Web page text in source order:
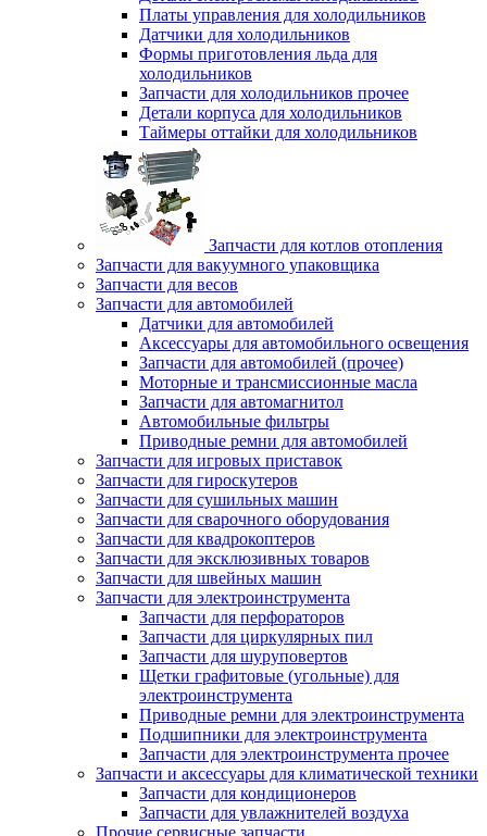
Платы управления для холодильников
Датчики для холодильников
Формы приготовления льда для
холодильников
Запчасти для холодильников прочее
Детали корпуса для холодильников
Таймеры оттайки для холодильников
Запчасти для котлов отопления
Запчасти для вакуумного упаковщика
Запчасти для весов
Запчасти для автомобилей
Датчики для автомобилей
Аксессуары для автомобильного освещения
Запчасти для автомобилей (прочее)
Моторные и трансмиссионные масла
Запчасти для автомагнитол
Автомобильные фильтры
Приводные ремни для автомобилей
Запчасти для игровых приставок
Запчасти для гироскутеров
Запчасти для сушильных машин
Запчасти для сварочного оборудования
Запчасти для квадрокоптеров
Запчасти для эксклюзивных товаров
Запчасти для швейных машин
Запчасти для электроинструмента
Запчасти для перфораторов
Запчасти для циркулярных пил
Запчасти для шуруповертов
Щетки графитовые (угольные) для
электроинструмента
Приводные ремни для электроинструмента
Подшипники для электроинструмента
Запчасти для электроинструмента прочее
Запчасти и аксессуары для климатической техники
Запчасти для кондиционеров
Запчасти для увлажнителей воздуха
Прочие сервисные запчасти